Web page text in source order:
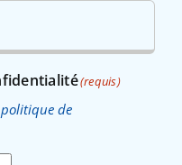
(requis)